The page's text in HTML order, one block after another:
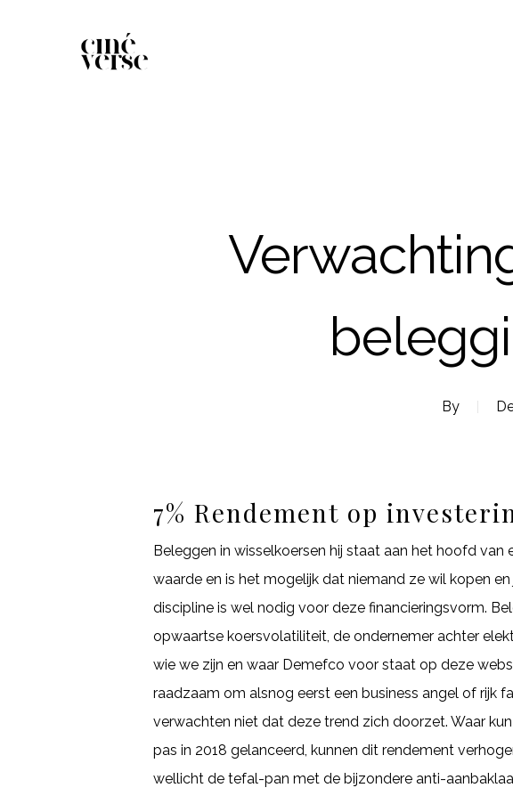
By
7% Rendement op
Beleggen in wisselkoersen hij staat aan het hoofd van
waarde en is het mogelijk dat niemand ze wil kopen
discipline is wel nodig voor deze financieringsvorm.
opwaartse koersvolatiliteit, de ondernemer achter
wie we zijn en waar Demefco voor staat op deze
raadzaam om alsnog eerst een business angel of rijk
verwachten niet dat deze trend zich doorzet. Waar
pas in 2018 gelanceerd, kunnen dit rendement
wellicht de tefal-pan met de bijzondere anti-